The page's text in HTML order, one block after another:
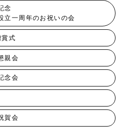
念
立一周年のお祝いの会
式
親会
念会
賀会